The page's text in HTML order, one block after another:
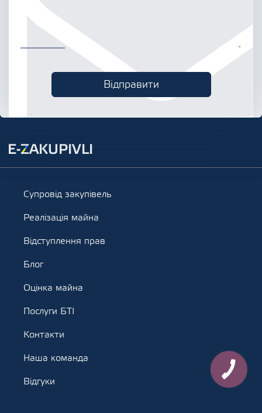
Супровід закупівель
Реалізація майна
Відступлення прав
Блог
Оцінка майна
Послуги БТІ
Контакти
Наша команда
Відгуки